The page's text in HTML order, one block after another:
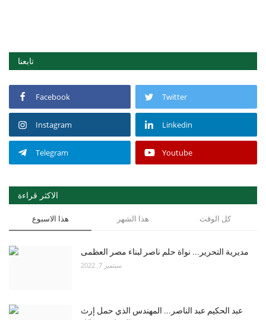
تابعنا
Facebook Twitter
Instagram Linkedin
Telegram Youtube
الاكثر قراءة
هذا الاسبوع هذا الشهر كل الوقت
مديرية التحرير... نواة حلم ناصر لبناء مصر العظمى
سبتمبر 7, 2022
عبد الحكيم عبد الناصر... المهندس الذي حمل إرث